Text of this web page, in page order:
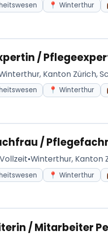
📍 Winterthur
/
Kanton Zürich,
📍 Winterthur
/
•Winterthur, Kanton
📍 Winterthur
/ Mitarbeiter